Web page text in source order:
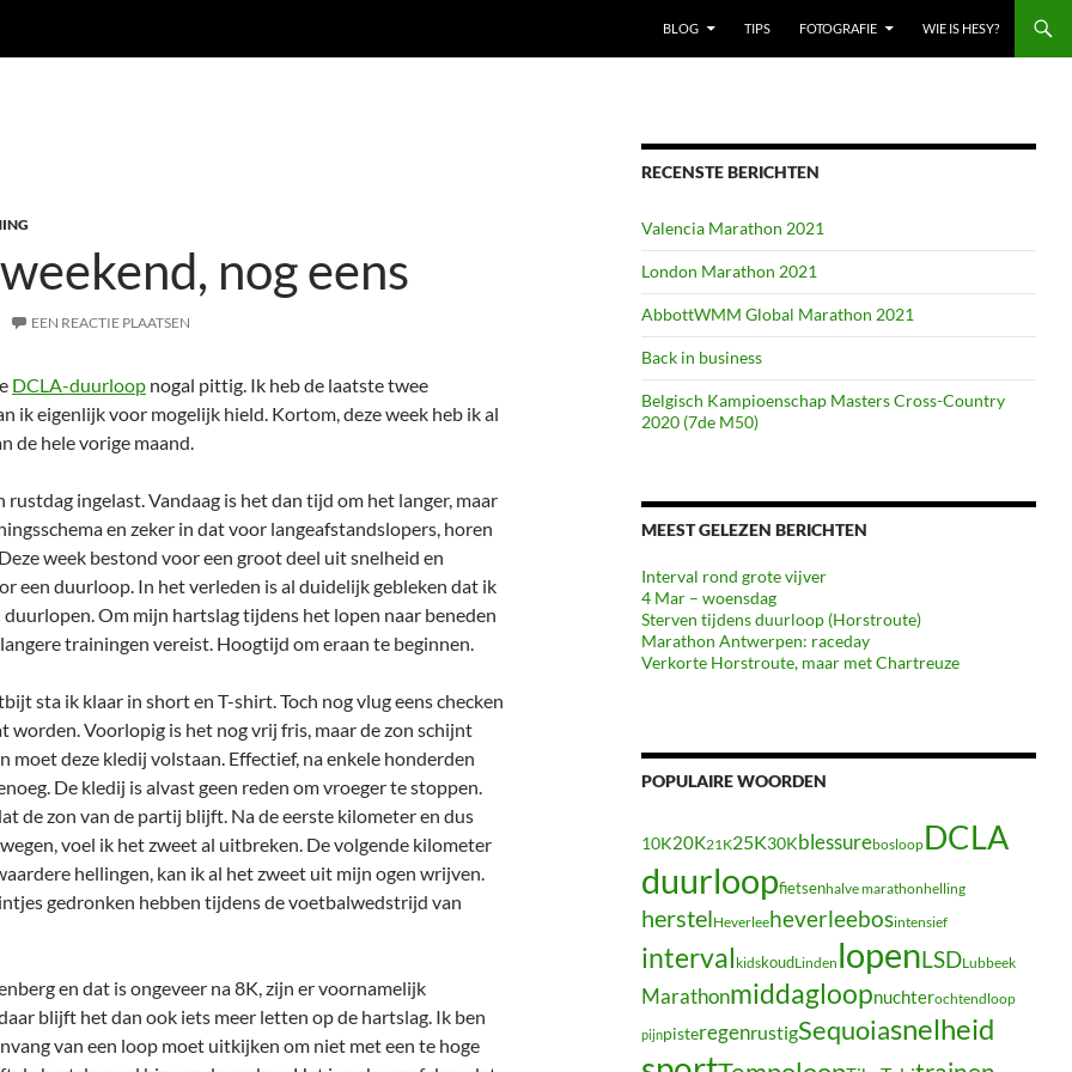
BLOG TIPS FOTOGRAFIE WIE IS HESY?
nog eens
EEN REACTIE PLAATSEN
DCLA-duurloop nogal pittig. Ik heb de laatste twee
ik eigenlijk voor mogelijk hield. Kortom, deze week heb ik al
de hele vorige maand.
rustdag ingelast. Vandaag is het dan tijd om het langer, maar
en zeker in dat voor langeafstandslopers, horen
week bestond voor een groot deel uit snelheid en
een duurloop. In het verleden is al duidelijk gebleken dat ik
Om mijn hartslag tijdens het lopen naar beneden
trainingen vereist. Hoogtijd om eraan te beginnen.
sta ik klaar in short en T-shirt. Toch nog vlug eens checken
worden. Voorlopig is het nog vrij fris, maar de zon schijnt
moet deze kledij volstaan. Effectief, na enkele honderden
De kledij is alvast geen reden om vroeger te stoppen.
de zon van de partij blijft. Na de eerste kilometer en dus
voel ik het zweet al uitbreken. De volgende kilometer
hellingen, kan ik al het zweet uit mijn ogen wrijven.
gedronken hebben tijdens de voetbalwedstrijd van
en dat is ongeveer na 8K, zijn er voornamelijk
blijft het dan ook iets meer letten op de hartslag. Ik ben
van een loop moet uitkijken om niet met een te hoge
RECENSTE BERICHTEN
Valencia Marathon 2021
London Marathon 2021
AbbottWMM Global Marathon 2021
Back in business
Belgisch Kampioenschap Masters Cross-Country
2020 (7de M50)
MEEST GELEZEN BERICHTEN
Interval rond grote vijver
4 Mar – woensdag
Sterven tijdens duurloop (Horstroute)
Marathon Antwerpen: raceday
Verkorte Horstroute, maar met Chartreuze
POPULAIRE WOORDEN
10K20K21K25K30KblessurebosloopDCLA
duurloopfietsenhalve marathonhelling
herstelHeverleeheverleebosintensief
interval kidskoudLinden lopenLSDLubbeek
Marathonmiddagloopnuchterochtendloop
pijnpisteregenrustigSequoiasnelheid